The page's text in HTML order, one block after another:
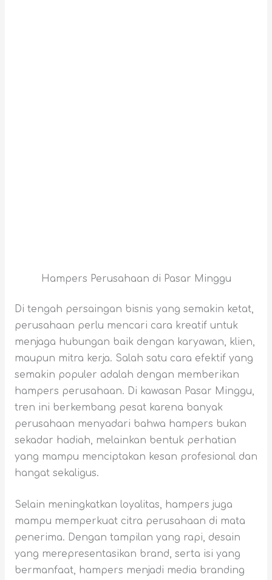
Hampers Perusahaan di Pasar Minggu
Di tengah persaingan bisnis yang semakin ketat,
perusahaan perlu mencari cara kreatif untuk
menjaga hubungan baik dengan karyawan, klien,
maupun mitra kerja. Salah satu cara efektif yang
semakin populer adalah dengan memberikan
hampers perusahaan. Di kawasan Pasar Minggu,
tren ini berkembang pesat karena banyak
perusahaan menyadari bahwa hampers bukan
sekadar hadiah, melainkan bentuk perhatian
yang mampu menciptakan kesan profesional dan
hangat sekaligus.
Selain meningkatkan loyalitas, hampers juga
mampu memperkuat citra perusahaan di mata
penerima. Dengan tampilan yang rapi, desain
yang merepresentasikan brand, serta isi yang
bermanfaat, hampers menjadi media branding